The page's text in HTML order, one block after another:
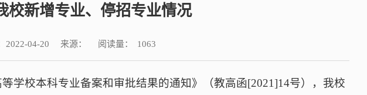
校新增专业、停招专业情况
2022-04-20 来源： 阅读量： 1063
学校本科专业备案和审批结果的通知》（教高函[2021]14号），我校